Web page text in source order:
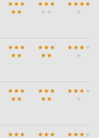
★ ★ ★
★ ★
★ ★ ★
★ ★
★ ★ ★ ★
★
★ ★ ★
★ ★
★ ★ ★
★ ★
★ ★ ★ ★
★
★ ★ ★
★ ★
★ ★ ★
★ ★
★ ★ ★ ★
★
★ ★ ★
★ ★ ★
★ ★ ★ ★